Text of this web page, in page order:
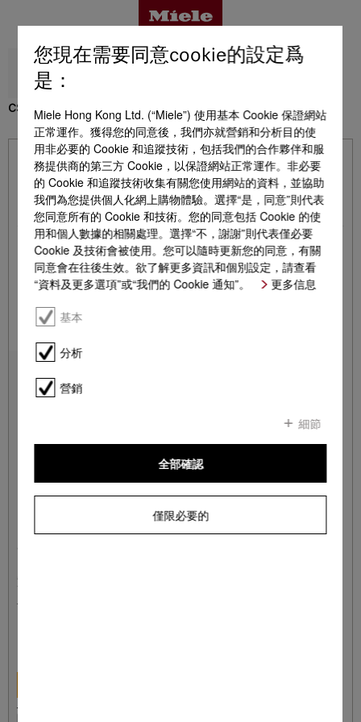
優點
產品詳情
配件
適合的產品
CS 1013-1
已包含在產品中 - CS 1013-1
電線
Príslušenstvo na dokúpenie - CS 1013-1
實現完美清潔效果，確保安全使用。
1 衣物 = 93.33 HKD
返回
您現在需要同意cookie的設定爲
是：
Miele Hong Kong Ltd. (“Miele”) 使用基本 Cookie 保證網站
正常運作。獲得您的同意後，我們亦就營銷和分析目的使
用非必要的 Cookie 和追蹤技術，包括我們的合作夥伴和服
務提供商的第三方 Cookie，以保證網站正常運作。非必要
的 Cookie 和追蹤技術收集有關您使用網站的資料，並協助
我們為您提供個人化網上購物體驗。選擇“是，同意”則代表
您同意所有的 Cookie 和技術。您的同意包括 Cookie 的使
用和個人數據的相關處理。選擇“不，謝謝”則代表僅必要
Cookie 及技術會被使用。您可以隨時更新您的同意，有關
同意會在往後生效。欲了解更多資訊和個別設定，請查看
“資料及更多選項”或“我們的 Cookie 通知”。
更多信息
基本
分析
營銷
細節
僅限必要的
全部確認